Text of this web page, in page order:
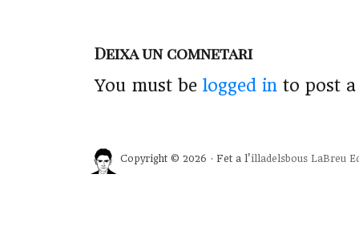
Deixa un comnetari
You must be logged in to post
Copyright © 2026 · Fet a l'illadelsbous LaBreu